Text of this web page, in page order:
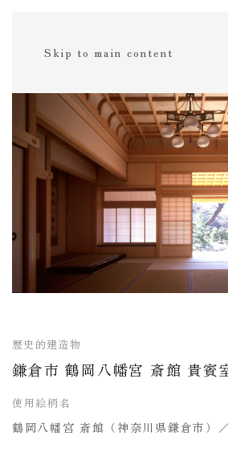
Skip to main content
歴史的建造物
鎌倉市 鶴岡八幡宮 斎館 貴賓
使用絵柄名
鶴岡八幡宮 斎館 （神奈川県鎌倉市）